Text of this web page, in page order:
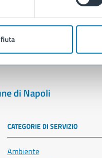
Segnala disservizio
di Napoli
CATEGORIE DI SERVIZIO
Ambiente